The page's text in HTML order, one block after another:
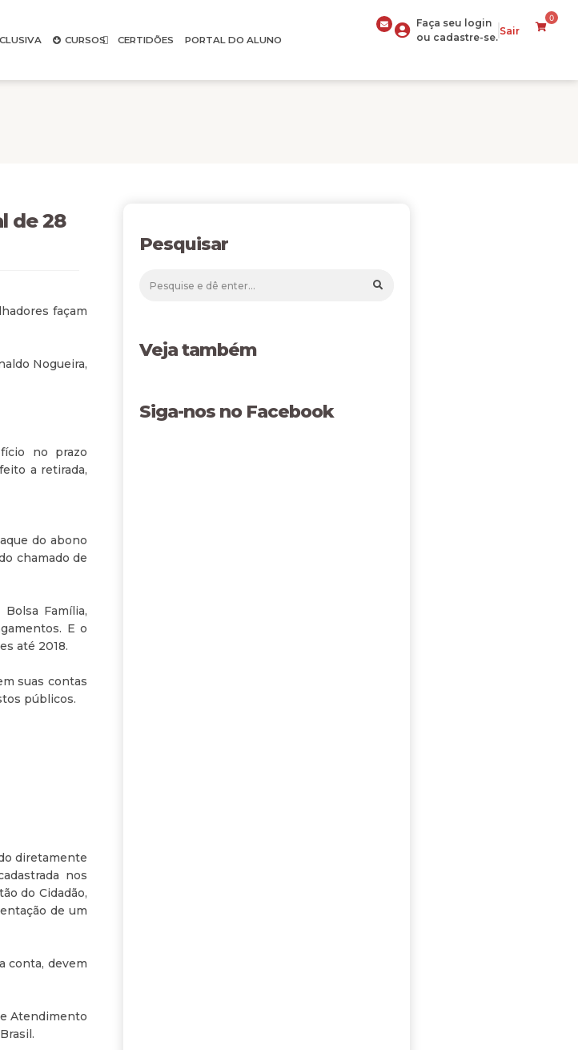
CURSOS CERTIDÕES PORTAL DO ALUNO
Faça seu login
ou cadastre-se.
Sair
0
de 28
façam
Nogueira,
no prazo
a retirada,
do abono
chamado de
Família,
E o
até 2018.
suas contas
públicos.
diretamente
nos
do Cidadão,
de um
conta, devem
Atendimento
Pesquisar
Veja também
Siga-nos no Facebook